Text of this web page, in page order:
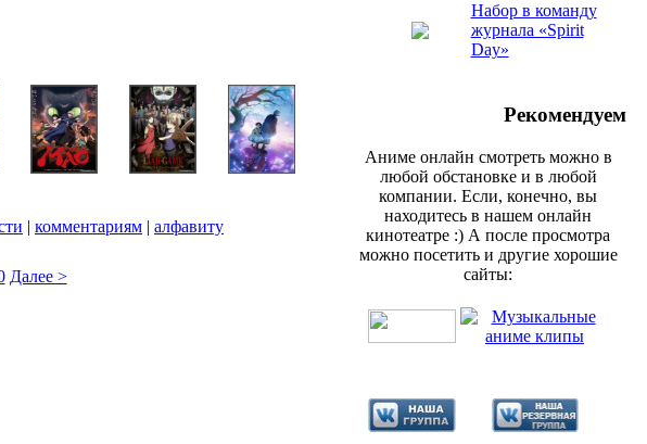
| комментариям | алфавиту
Далее >
Набор в команду
журнала «Spirit
Day»
Рекомендуем
Аниме онлайн смотреть можно в
любой обстановке и в любой
компании. Если, конечно, вы
находитесь в нашем онлайн
кинотеатре :) А после просмотра
можно посетить и другие хорошие
сайты: